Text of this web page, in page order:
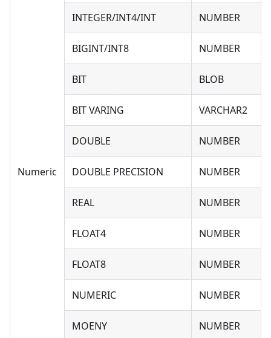
Numeric
INTEGER/INT4/INT NUMBER
BIGINT/INT8 NUMBER
BIT BLOB
BIT VARING VARCHAR2
DOUBLE NUMBER
DOUBLE PRECISION NUMBER
REAL NUMBER
FLOAT4 NUMBER
FLOAT8 NUMBER
NUMERIC NUMBER
MOENY NUMBER